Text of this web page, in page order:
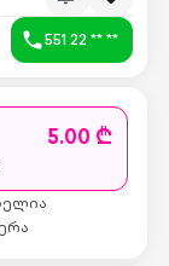
551 22 ** **
5.00 ₾